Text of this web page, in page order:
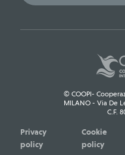
© COOPI-
MILANO - Via De
C.F.
Privacy
policy
Cookie
policy